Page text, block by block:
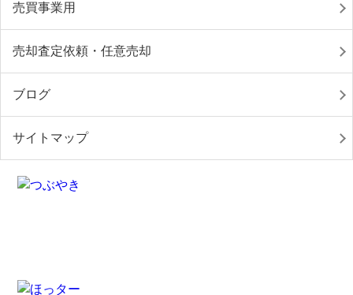
売買事業用
売却査定依頼・任意売却
ブログ
サイトマップ